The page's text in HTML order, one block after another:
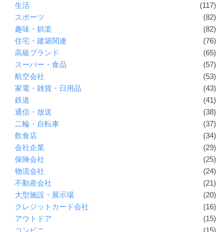
生活
(117)
スポーツ
(82)
趣味・娯楽
(82)
住宅・建築関連
(76)
高級ブランド
(65)
スーパー・食品
(57)
航空会社
(53)
家電・雑貨・日用品
(43)
鉄道
(41)
通信・放送
(38)
二輪・自転車
(37)
飲食店
(34)
会社企業
(29)
保険会社
(25)
物流会社
(24)
不動産会社
(21)
大型施設・展示場
(20)
クレジットカード会社
(16)
アウトドア
(15)
コンビニ
(15)